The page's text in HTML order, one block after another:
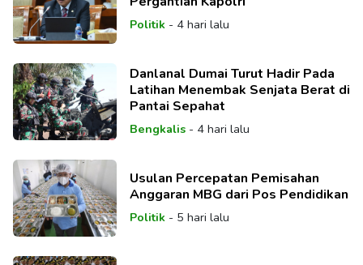
Politik- 4 hari lalu
Danlanal Dumai Turut Hadir Pada
Latihan Menembak Senjata Berat di
Pantai Sepahat
Bengkalis- 4 hari lalu
Usulan Percepatan Pemisahan
Anggaran MBG dari Pos Pendidikan
Politik- 5 hari lalu